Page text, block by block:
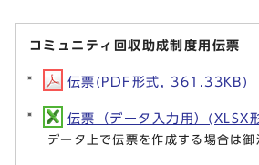
コミュニティ回収助成制度用伝票
伝票(PDF形式, 361.33KB)
伝票（データ入力用）
データ上で伝票を作成する場合は御